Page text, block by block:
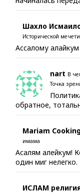
Шахло
Исторической
Ассалому алайкум
nart В
Точка
обратное,
Mariam
имама
Асалям алейкум!
один миг
ИСЛАМ